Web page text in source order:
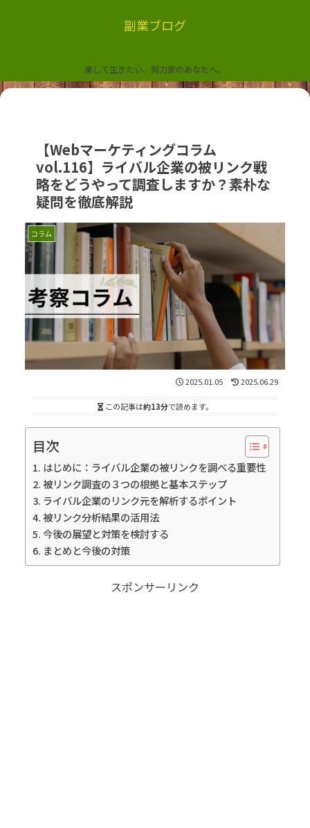
副業ブログ
楽して生きたい、努力家のあなたへ。
【Webマーケティングコラム
vol.116】ライバル企業の被リンク戦
略をどうやって調査しますか？素朴な
疑問を徹底解説
コラム
2025.01.05 2025.06.29
この記事は約13分で読めます。
目次
はじめに：ライバル企業の被リンクを調べる重要性
被リンク調査の３つの根拠と基本ステップ
ライバル企業のリンク元を解析するポイント
被リンク分析結果の活用法
今後の展望と対策を検討する
まとめと今後の対策
スポンサーリンク